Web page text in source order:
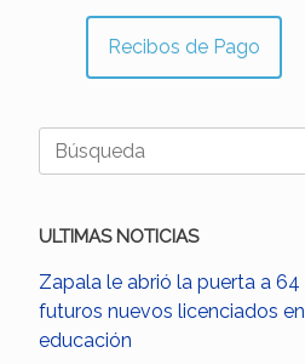
Recibos de Pago
Buscar:
ULTIMAS NOTICIAS
Zapala le abrió la puerta a 64
futuros nuevos licenciados en
educación